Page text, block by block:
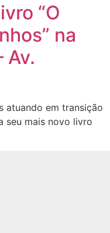
“O
na
Av.
atuando em transição
seu mais novo livro